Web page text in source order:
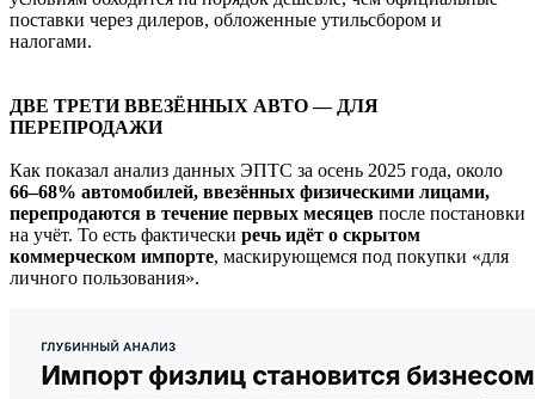
поставки через дилеров, обложенные утильсбором и
налогами.
ДВЕ ТРЕТИ ВВЕЗЁННЫХ АВТО — ДЛЯ
ПЕРЕПРОДАЖИ
Как показал анализ данных ЭПТС за осень 2025 года, около
66–68% автомобилей, ввезённых физическими лицами,
перепродаются в течение первых месяцев после постановки
на учёт. То есть фактически речь идёт о скрытом
коммерческом импорте, маскирующемся под покупки «для
личного пользования».